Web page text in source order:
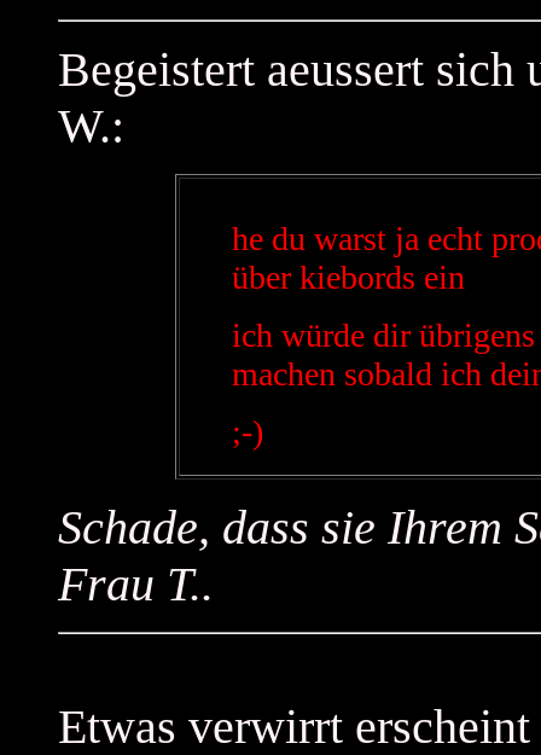
Begeistert aeussert sich
W.:
he du warst ja echt
über kiebords ein
ich würde dir
machen sobald ich
;-)
Schade, dass sie Ihrem
Frau T..
Etwas verwirrt erscheint